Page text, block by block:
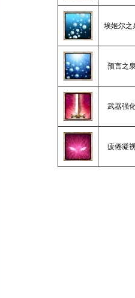
埃姬尔之
预言之
武器强
疲倦凝